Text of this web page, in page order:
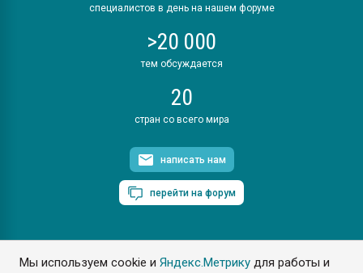
Мы используем cookie иЯндекс.Метрику для работы и
специалистов в день на нашем форуме
>20 000
тем обсуждается
20
стран со всего мира
написать нам
перейти на форум
ПластЭксперт © 2006. Все права защищены